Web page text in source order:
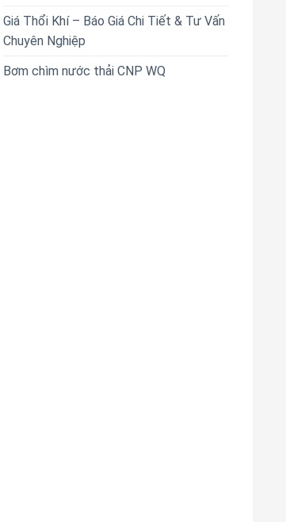
Giá Thổi Khí – Báo Giá Chi Tiết & Tư Vấn
Chuyên Nghiệp
Bơm chìm nước thải CNP WQ